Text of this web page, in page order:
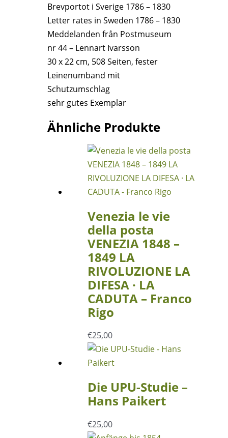
Lennart
Ivarsson
Menge
Brevportot i Sverige 1786 – 1830
Letter rates in Sweden 1786 – 1830
Meddelanden från Postmuseum
nr 44 – Lennart Ivarsson
30 x 22 cm, 508 Seiten, fester
Leinenumband mit
Schutzumschlag
sehr gutes Exemplar
Ähnliche Produkte
Venezia le vie
della posta
VENEZIA 1848 –
1849 LA
RIVOLUZIONE LA
DIFESA · LA
CADUTA – Franco
Rigo
€25,00
Die UPU-Studie –
Hans Paikert
€25,00